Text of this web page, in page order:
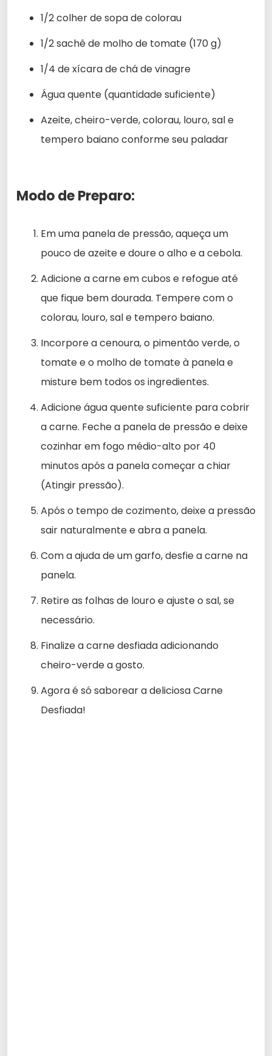
1/2 colher de sopa de colorau
1/2 sachê de molho de tomate (170 g)
1/4 de xícara de chá de vinagre
Água quente (quantidade suficiente)
Azeite, cheiro-verde, colorau, louro, sal e
tempero baiano conforme seu paladar
Modo de Preparo:
Em uma panela de pressão, aqueça um
pouco de azeite e doure o alho e a cebola.
Adicione a carne em cubos e refogue até
que fique bem dourada. Tempere com o
colorau, louro, sal e tempero baiano.
Incorpore a cenoura, o pimentão verde, o
tomate e o molho de tomate à panela e
misture bem todos os ingredientes.
Adicione água quente suficiente para cobrir
a carne. Feche a panela de pressão e deixe
cozinhar em fogo médio-alto por 40
minutos após a panela começar a chiar
(Atingir pressão).
Após o tempo de cozimento, deixe a pressão
sair naturalmente e abra a panela.
Com a ajuda de um garfo, desfie a carne na
panela.
Retire as folhas de louro e ajuste o sal, se
necessário.
Finalize a carne desfiada adicionando
cheiro-verde a gosto.
Agora é só saborear a deliciosa Carne
Desfiada!